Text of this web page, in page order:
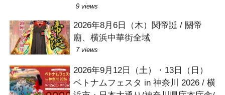
9 views
2026年8月6日（木）関帝誕 / 關帝
廟、横浜中華街全域
7 views
2026年9月12日（土）・13日（日）
ベトナムフェスタ in 神奈川 2026 / 横